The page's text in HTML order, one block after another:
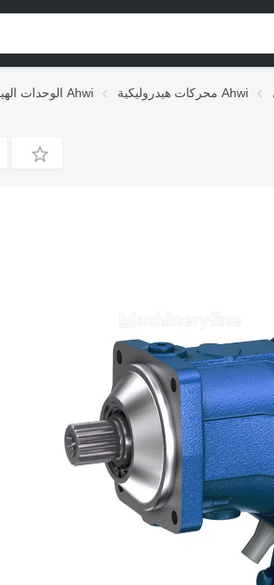
الوحدات الهيدروليكية Ahwi محركات هيدروليكية Ahwi